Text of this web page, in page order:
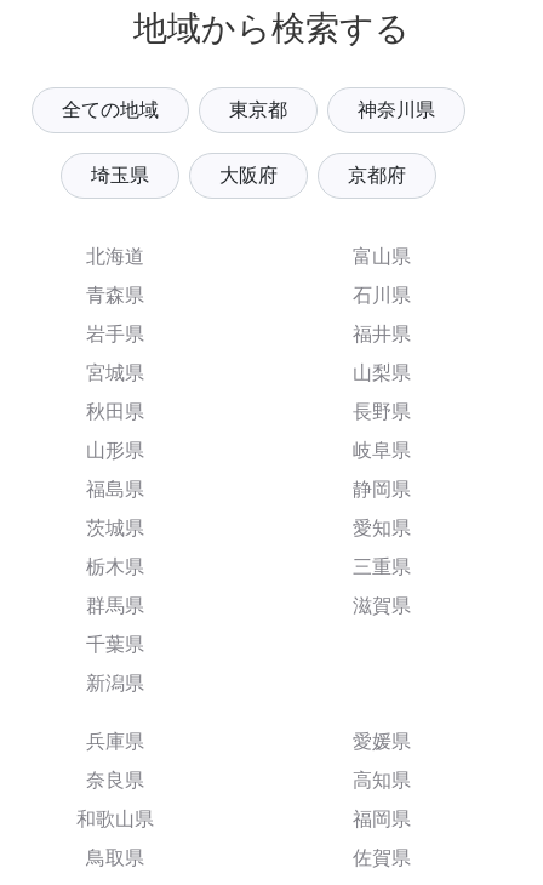
地域から検索する
全ての地域 東京都 神奈川県
埼玉県 大阪府 京都府
北海道
青森県
岩手県
宮城県
秋田県
山形県
福島県
茨城県
栃木県
群馬県
千葉県
新潟県
富山県
石川県
福井県
山梨県
長野県
岐阜県
静岡県
愛知県
三重県
滋賀県
兵庫県
奈良県
和歌山県
鳥取県
愛媛県
高知県
福岡県
佐賀県